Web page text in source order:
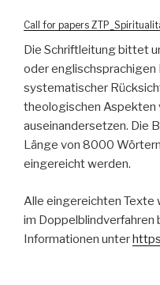
Call for papers
Die Schriftleitung bittet
oder
systematischer
theologischen Aspekten
auseinandersetzen. Die
Länge von 8000
eingereicht werden.
Alle eingereichten Texte
im
Informationen unter